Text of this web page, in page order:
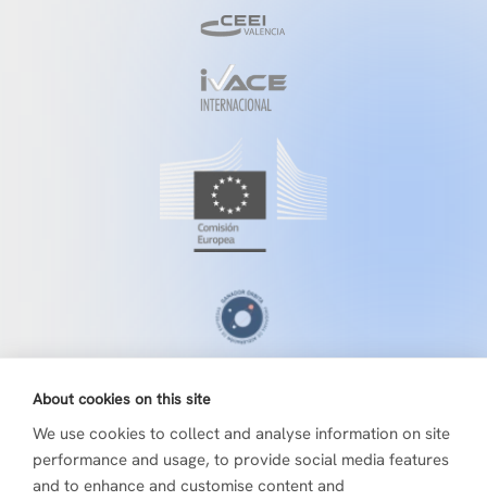
About cookies on this site
We use cookies to collect and analyse information on site
performance and usage, to provide social media features
and to enhance and customise content and